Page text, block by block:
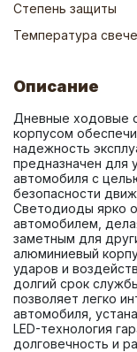
Степень защиты
Температура
Описание
Дневные ходовые
корпусом
надежность
предназначен для
автомобиля с
безопасности
Светодиоды ярко
автомобилем,
заметным для
алюминиевый
ударов и
долгий срок
позволяет легко
автомобиля,
LED-технология
долговечность и